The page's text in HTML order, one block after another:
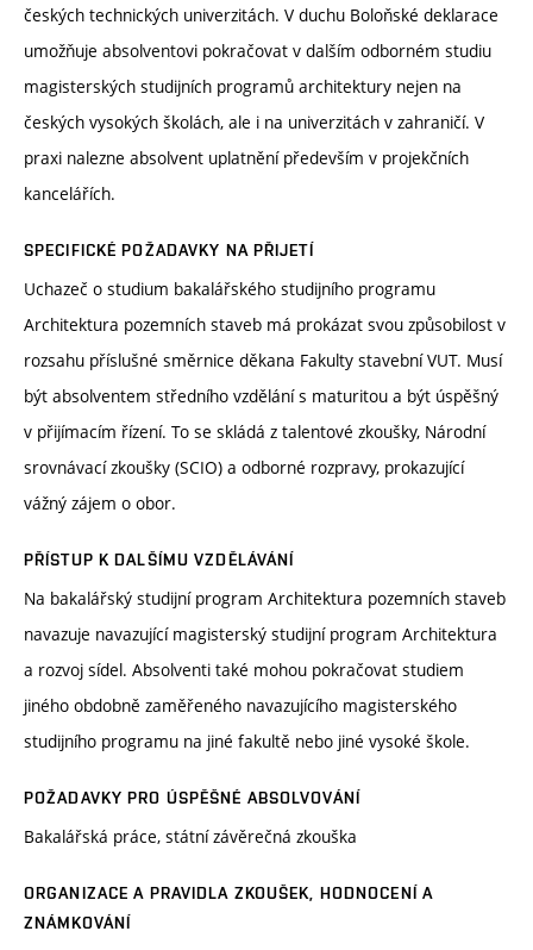
českých technických univerzitách. V duchu Boloňské deklarace
umožňuje absolventovi pokračovat v dalším odborném studiu
magisterských studijních programů architektury nejen na
českých vysokých školách, ale i na univerzitách v zahraničí. V
praxi nalezne absolvent uplatnění především v projekčních
kancelářích.
SPECIFICKÉ POŽADAVKY NA PŘIJETÍ
Uchazeč o studium bakalářského studijního programu
Architektura pozemních staveb má prokázat svou způsobilost v
rozsahu příslušné směrnice děkana Fakulty stavební VUT. Musí
být absolventem středního vzdělání s maturitou a být úspěšný
v přijímacím řízení. To se skládá z talentové zkoušky, Národní
srovnávací zkoušky (SCIO) a odborné rozpravy, prokazující
vážný zájem o obor.
PŘÍSTUP K DALŠÍMU VZDĚLÁVÁNÍ
Na bakalářský studijní program Architektura pozemních staveb
navazuje navazující magisterský studijní program Architektura
a rozvoj sídel. Absolventi také mohou pokračovat studiem
jiného obdobně zaměřeného navazujícího magisterského
studijního programu na jiné fakultě nebo jiné vysoké škole.
POŽADAVKY PRO ÚSPĚŠNÉ ABSOLVOVÁNÍ
Bakalářská práce, státní závěrečná zkouška
ORGANIZACE A PRAVIDLA ZKOUŠEK, HODNOCENÍ A
ZNÁMKOVÁNÍ